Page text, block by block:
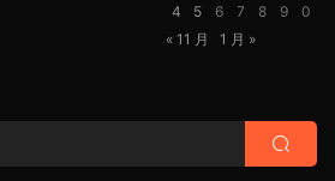
4
5
6
7
8
9
0
« 11 月
1 月 »